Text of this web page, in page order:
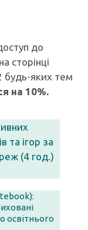
до
сторінці
будь-яких тем
на 10%.
та ігор за
(4 год.)
освітнього